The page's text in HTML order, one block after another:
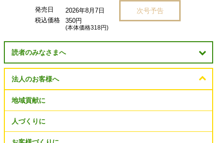
発売日
2026年8月7日
税込価格
350円
(本体価格318円)
次号予告
読者のみなさまへ
法人のお客様へ
地域貢献に
人づくりに